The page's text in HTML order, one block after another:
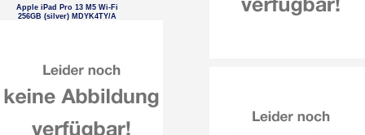
Apple iPad Pro 13 M5 Wi-Fi
256GB (silver) MDYK4TY/A